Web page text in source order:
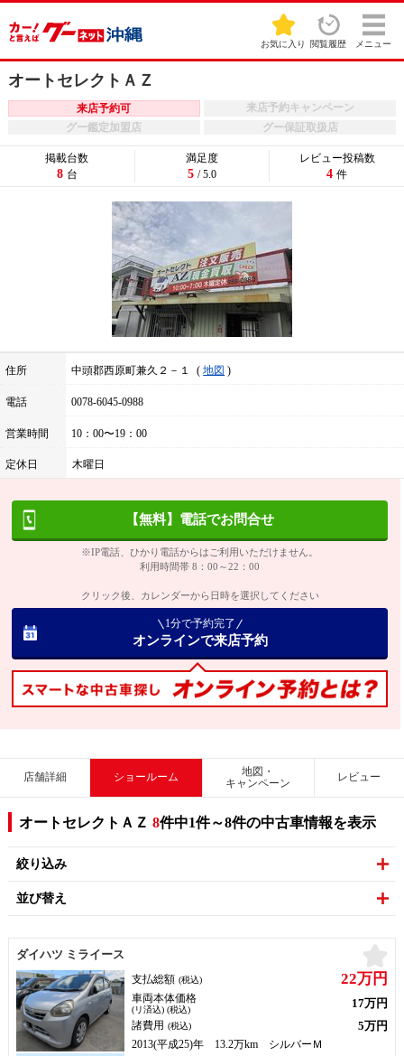
お気に入り 閲覧履歴 メニュー
オートセレクトＡＺ
来店予約可
来店予約キャンペーン
グー鑑定加盟店
グー保証取扱店
住所 中頭郡西原町兼久２－１ 地図
電話 0078-6045-0988
営業時間 10：00〜19：00
定休日 木曜日
掲載台数
8 台
満足度
5 / 5.0
レビュー投稿数
4 件
【無料】電話でお問合せ
※IP電話、ひかり電話からはご利用いただけません。
利用時間帯 8：00～22：00
クリック後、カレンダーから日時を選択してください
1分で予約完了
オンラインで来店予約
店舗詳細 ショールーム
地図・
キャンペーン
レビュー
オートセレクトＡＺ 8件中1件～8件の中古車情報を表示
絞り込み
並び替え
ダイハツ ミライース
支払総額 (税込) 22万円
車両本体価格
(リ済込) (税込) 17万円
諸費用 (税込) 5万円
2013(平成25)年 13.2万km シルバーＭ